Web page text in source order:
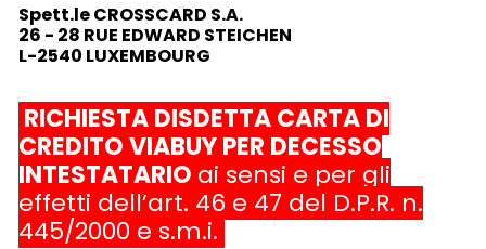
Spett.leCROSSCARD S.A.
26 - 28 RUE EDWARD STEICHEN
L-2540 LUXEMBOURG
RICHIESTA DISDETTA CARTA DI
CREDITO VIABUY PER DECESSO
INTESTATARIO ai sensi e per gli
effetti dell’art. 46 e 47 del D.P.R. n.
445/2000 e s.m.i.